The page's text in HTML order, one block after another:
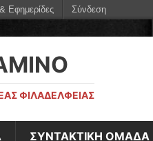
ΦΙΛΑΔΈΛΦΕΙΑΣ
ΣΥΝΤΑΚΤΙΚΗ ΟΜΑΔΑ
Εφημερίδες Σύνδεση